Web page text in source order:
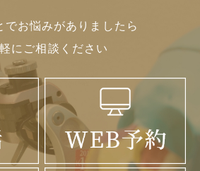
でお悩みがありましたら
にご相談ください